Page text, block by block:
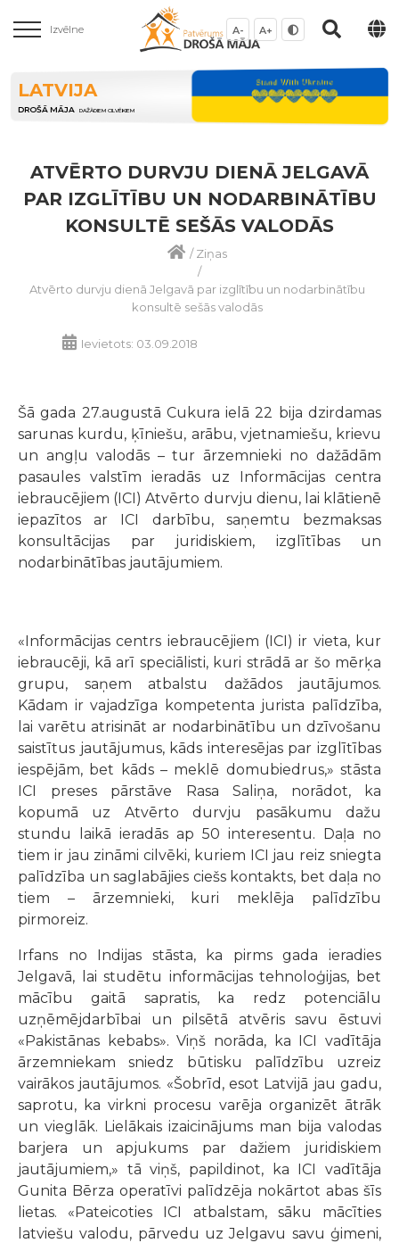
Izvēlne A- A+
LATVIJA
DROŠĀ MĀJA DAŽĀDIEM CILVĒKIEM
ATVĒRTO DURVJU DIENĀ JELGAVĀ
PAR IZGLĪTĪBU UN NODARBINĀTĪBU
KONSULTĒ SEŠĀS VALODĀS
/Ziņas
/
Atvērto durvju dienā Jelgavā par izglītību un nodarbinātību
konsultē sešās valodās
Ievietots: 03.09.2018
Šā gada 27.augustā Cukura ielā 22 bija dzirdamas
sarunas kurdu, ķīniešu, arābu, vjetnamiešu, krievu
un angļu valodās – tur ārzemnieki no dažādām
pasaules valstīm ieradās uz Informācijas centra
iebraucējiem (ICI) Atvērto durvju dienu, lai klātienē
iepazītos ar ICI darbību, saņemtu bezmaksas
konsultācijas par juridiskiem, izglītības un
nodarbinātības jautājumiem.
«Informācijas centrs iebraucējiem (ICI) ir vieta, kur
iebraucēji, kā arī speciālisti, kuri strādā ar šo mērķa
grupu, saņem atbalstu dažādos jautājumos.
Kādam ir vajadzīga kompetenta jurista palīdzība,
lai varētu atrisināt ar nodarbinātību un dzīvošanu
saistītus jautājumus, kāds interesējas par izglītības
iespējām, bet kāds – meklē domubiedrus,» stāsta
ICI preses pārstāve Rasa Saliņa, norādot, ka
kopumā uz Atvērto durvju pasākumu dažu
stundu laikā ieradās ap 50 interesentu. Daļa no
tiem ir jau zināmi cilvēki, kuriem ICI jau reiz sniegta
palīdzība un saglabājies ciešs kontakts, bet daļa no
tiem – ārzemnieki, kuri meklēja palīdzību
pirmoreiz.
Irfans no Indijas stāsta, ka pirms gada ieradies
Jelgavā, lai studētu informācijas tehnoloģijas, bet
mācību gaitā sapratis, ka redz potenciālu
uzņēmējdarbībai un pilsētā atvēris savu ēstuvi
«Pakistānas kebabs». Viņš norāda, ka ICI vadītāja
ārzemniekam sniedz būtisku palīdzību uzreiz
vairākos jautājumos. «Šobrīd, esot Latvijā jau gadu,
saprotu, ka virkni procesu varēja organizēt ātrāk
un vieglāk. Lielākais izaicinājums man bija valodas
barjera un apjukums par dažiem juridiskiem
jautājumiem,» tā viņš, papildinot, ka ICI vadītāja
Gunita Bērza operatīvi palīdzēja nokārtot abas šīs
lietas. «Pateicoties ICI atbalstam, sāku mācīties
latviešu valodu, pārvedu uz Jelgavu savu ģimeni,